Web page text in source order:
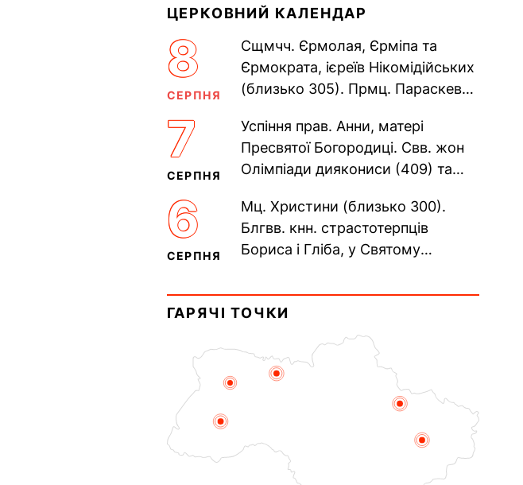
ЦЕРКОВНИЙ КАЛЕНДАР
8
СЕРПНЯ
Сщмчч. Єрмолая, Єрміпа та
Єрмократа, ієреїв Нікомідійських
(близько 305). Прмц. Параскеви
Печерського, в Ближніх...
7
СЕРПНЯ
Успіння прав. Анни, матері
Пресвятої Богородиці. Свв. жон
Олімпіади диякониси (409) та
Пам’ять V Вселенського...
6
СЕРПНЯ
Мц. Христини (близько 300).
Блгвв. кнн. страстотерпців
Бориса і Гліба, у Святому
Прп. Полікарпа, архімандрита...
ГАРЯЧІ ТОЧКИ